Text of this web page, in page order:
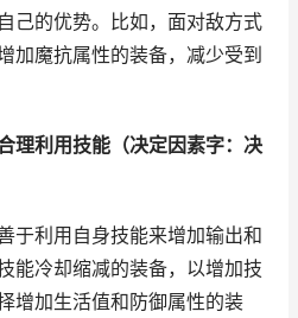
己的优势。比如，面对敌方式
加魔抗属性的装备，减少受到
利用技能（决定因素字：决
于利用自身技能来增加输出和
能冷却缩减的装备，以增加技
增加生活值和防御属性的装